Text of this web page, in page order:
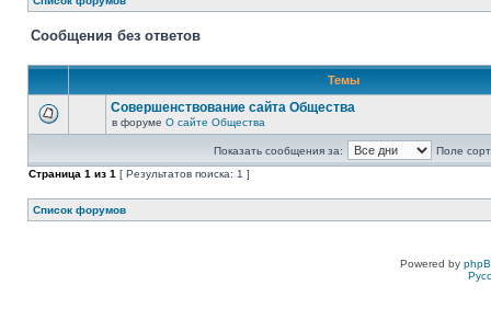
Сообщения без ответов
Темы
Совершенствование сайта Общества
в форуме О сайте Общества
Показать сообщения за:
Поле
Страница 1 из 1 [ Результатов поиска: 1 ]
Список форумов
Powered by